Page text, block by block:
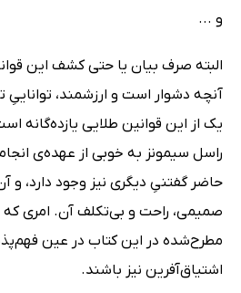
و ...
البته صرف بیان یا حتی کشف این
آنچه دشوار است و ارزشمند،
یک از این قوانین طلایی یازده‌گانه‌
راسل سیمونز به خوبی از عهده‌ی
حاضر گفتنیِ دیگری نیز وجود دارد،
صمیمی، راحت و بی‌تکلف آن. امری
مطرح‌شده در این کتاب در عین فهم‌پذیر
اشتیاق‌آفرین نیز باشند.